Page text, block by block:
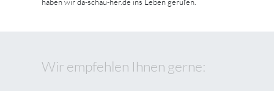
Wir empfehlen Ihnen gerne: